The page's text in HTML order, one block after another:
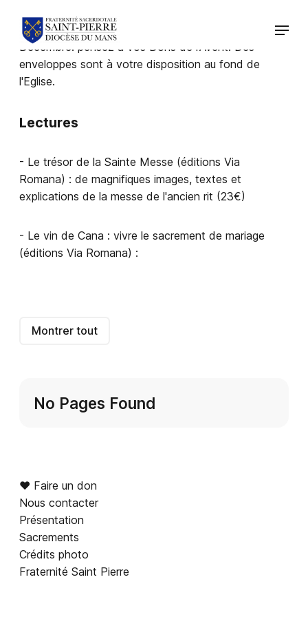
Décembre: pensez à vos Dons de l'Avent. Des
enveloppes sont à votre disposition au fond de
l'Eglise.
Lectures
- Le trésor de la Sainte Messe (éditions Via
Romana) : de magnifiques images, textes et
explications de la messe de l'ancien rit (23€)
- Le vin de Cana : vivre le sacrement de mariage
(éditions Via Romana) :
Montrer tout
No Pages Found
♥︎ Faire un don
Nous contacter
Présentation
Sacrements
Crédits photo
Fraternité Saint Pierre